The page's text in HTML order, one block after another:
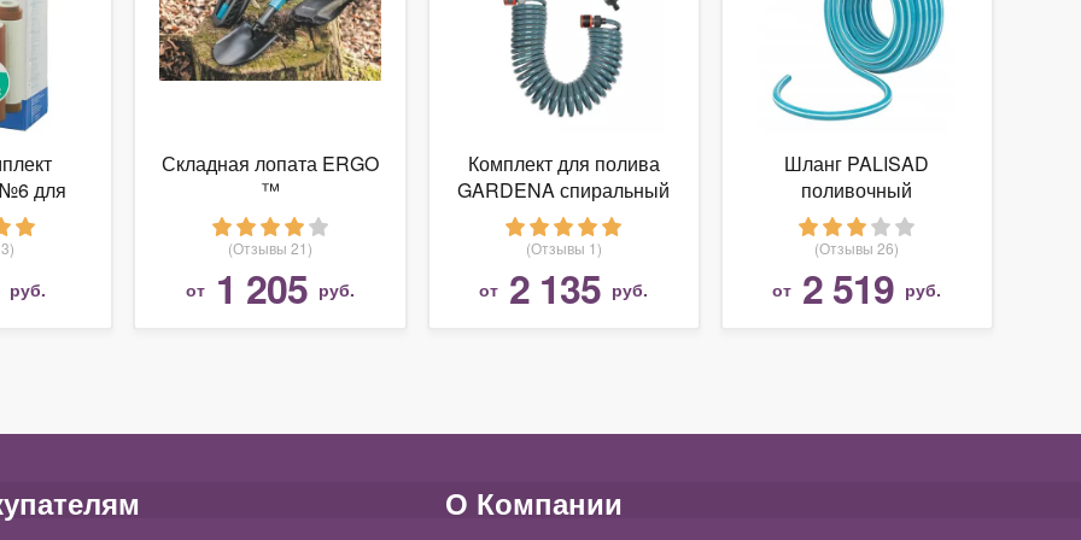
для
руб.
Складная лопата ERGO
™
(Отзывы 21)
от 1 205 руб.
Комплект для полива
GARDENA спиральный
10 метров
(Отзывы 1)
от 2 135 руб.
Шланг PALISAD
поливочный
армированный 4-х
слойный 1/2" 50 метров
(Отзывы 26)
от 2 519 руб.
О Компании